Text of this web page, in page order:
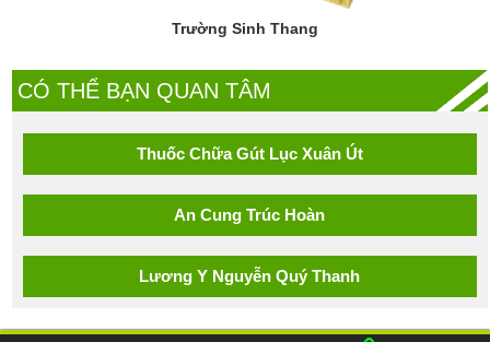
Trường Sinh Thang
CÓ THỂ BẠN QUAN TÂM
Thuốc Chữa Gút Lục Xuân Út
An Cung Trúc Hoàn
Lương Y Nguyễn Quý Thanh